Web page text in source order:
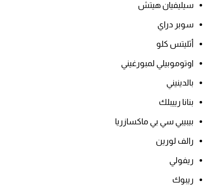
سيليفيان هيتش
سوبر دراي
أثليتس كلو
اوتوموبيلي لمبورغيني
بالدينيني
بنانا رييبلك
بيبيبي سي بي ماكسازريا
رالف لورين
ريفولي
ريبوك